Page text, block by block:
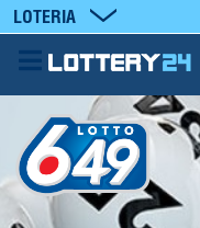
LOTERIA